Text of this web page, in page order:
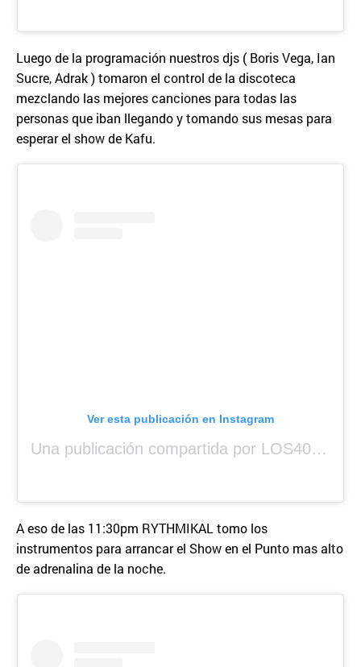
Luego de la programación nuestros djs ( Boris Vega, Ian
Sucre, Adrak ) tomaron el control de la discoteca
mezclando las mejores canciones para todas las
personas que iban llegando y tomando sus mesas para
esperar el show de Kafu.
Ver esta publicación en Instagram
Una publicación compartida por LOS40 Panamá (@los40panama)
A eso de las 11:30pm RYTHMIKAL tomo los
instrumentos para arrancar el Show en el Punto mas alto
de adrenalina de la noche.